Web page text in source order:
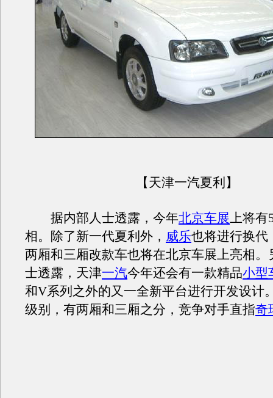
【天津一汽夏利】
据内部人士透露，今年北京车展上将有
相。除了新一代夏利外， 威乐也将进行换代
两厢和三厢改款车也将在北京车展上亮相。
士透露，天津一汽今年还会有一款精品小型
和V系列之外的又一全新平台进行开发设计
级别，有两厢和三厢之分，竞争对手直指奇